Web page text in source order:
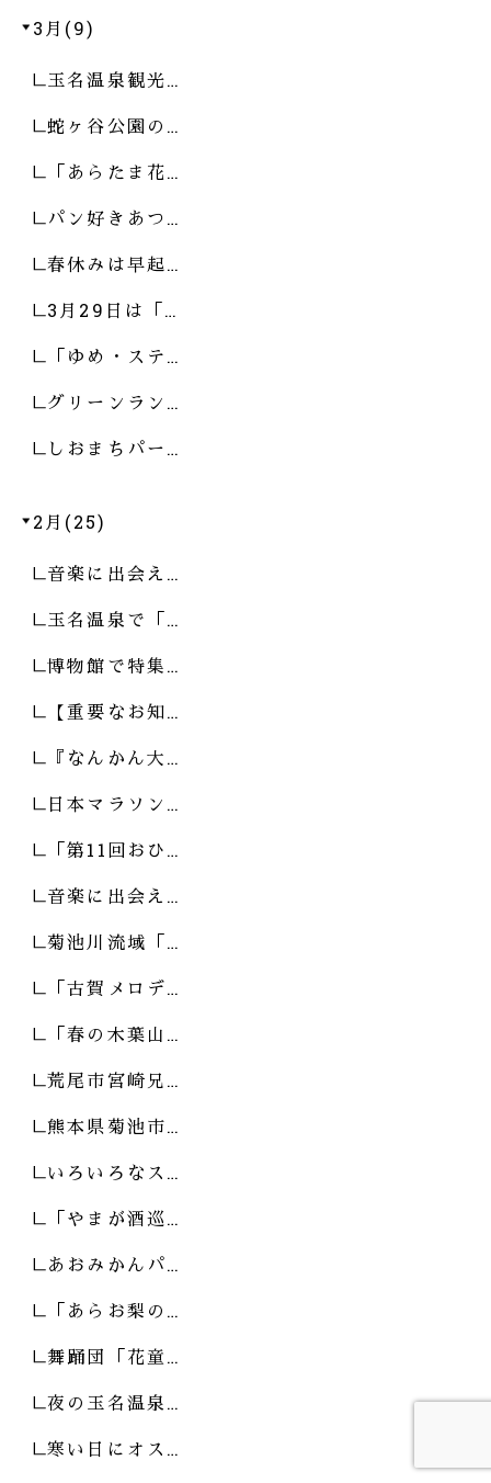
3月(9)
玉名温泉観光…
蛇ヶ谷公園の…
「あらたま花…
パン好きあつ…
春休みは早起…
3月29日は「…
「ゆめ・ステ…
グリーンラン…
しおまちパー…
2月(25)
音楽に出会え…
玉名温泉で「…
博物館で特集…
【重要なお知…
『なんかん大…
日本マラソン…
「第11回おひ…
音楽に出会え…
菊池川流域「…
「古賀メロデ…
「春の木葉山…
荒尾市宮崎兄…
熊本県菊池市…
いろいろなス…
「やまが酒巡…
あおみかんパ…
「あらお梨の…
舞踊団「花童…
夜の玉名温泉…
寒い日にオス…